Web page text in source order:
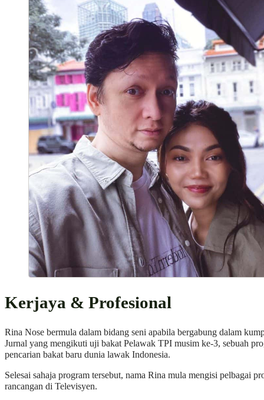
Kerjaya & Profesional
Rina Nose bermula dalam bidang seni apabila bergabung dalam
Jurnal yang mengikuti uji bakat Pelawak TPI musim ke-3, sebuah
pencarian bakat baru dunia lawak Indonesia.
Selesai sahaja program tersebut, nama Rina mula mengisi pelbagai
rancangan di Televisyen.